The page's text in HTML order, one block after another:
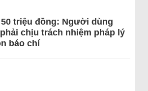
triệu đồng: Người dùng
chịu trách nhiệm pháp lý
báo chí